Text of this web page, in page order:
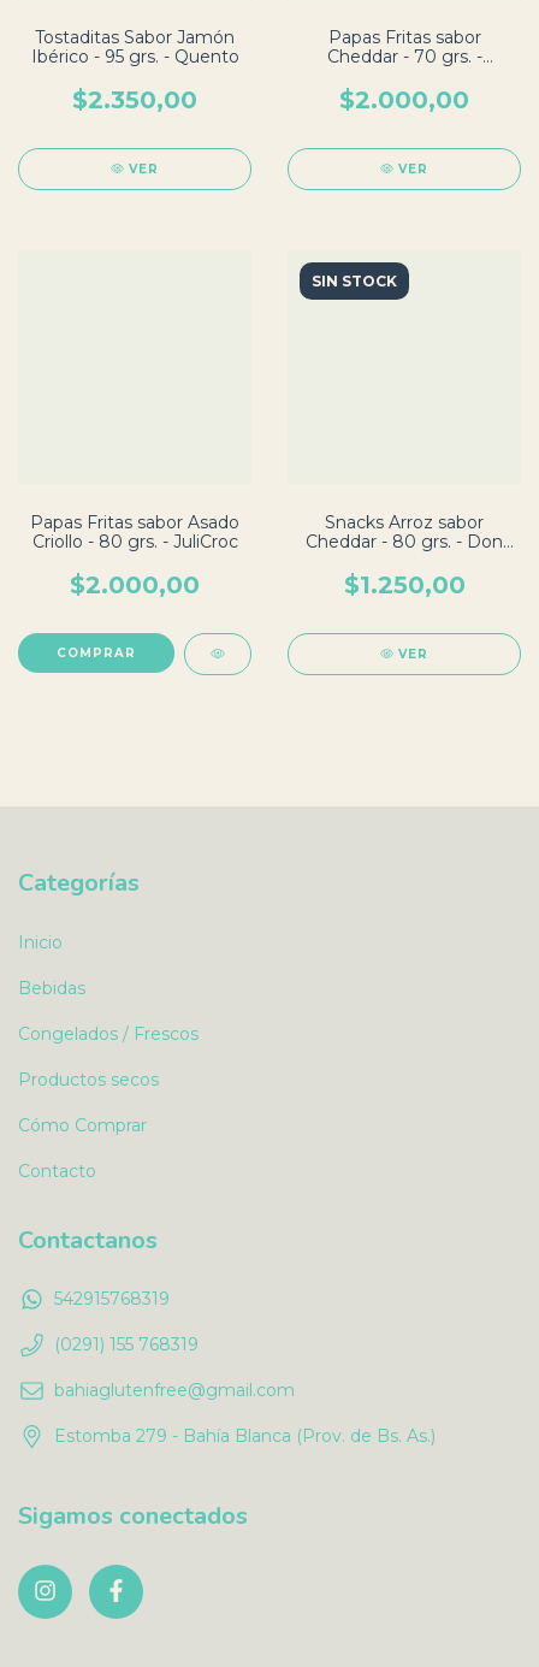
Tostaditas Sabor Jamón
Ibérico - 95 grs. - Quento
$2.350,00
VER
Papas Fritas sabor
Cheddar - 70 grs. -
$2.000,00
VER
Papas Fritas sabor Asado
Criollo - 80 grs. - JuliCroc
$2.000,00
SIN STOCK
Snacks Arroz sabor
Cheddar - 80 grs. - Don
$1.250,00
VER
Categorías
Inicio
Bebidas
Congelados / Frescos
Productos secos
Cómo Comprar
Contacto
Contactanos
542915768319
(0291) 155 768319
bahiaglutenfree@gmail.com
Estomba 279 - Bahía Blanca (Prov. de Bs. As.)
Sigamos conectados